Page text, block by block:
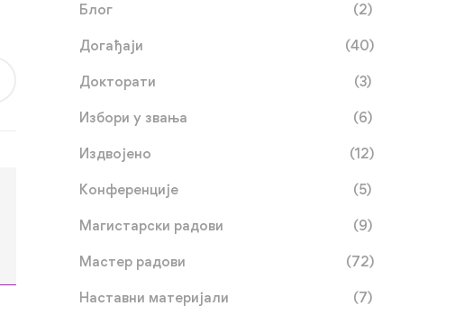
Блог (2)
Догађаји (40)
Докторати (3)
Избори у звања (6)
Издвојено (12)
Конференције (5)
Магистарски радови (9)
Мастер радови (72)
Наставни материјали (7)